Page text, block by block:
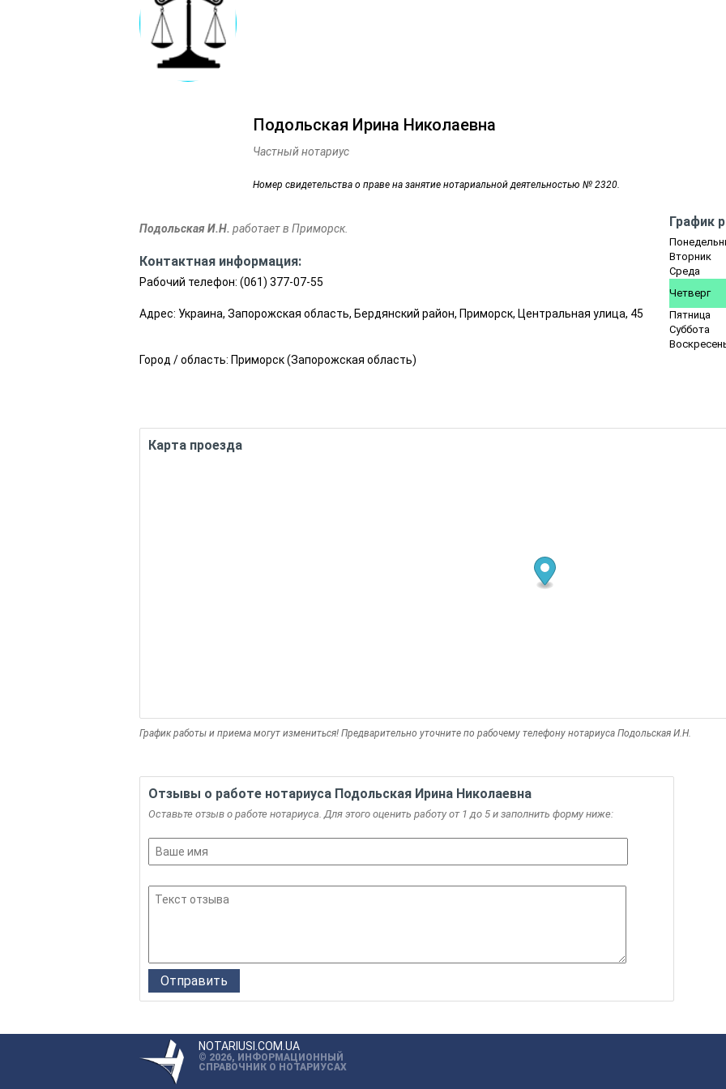
Подольская Ирина Николаевна
Частный нотариус
Номер свидетельства о праве на занятие нотариальной деятельностью № 2320.
Подольская И.Н. работает в Приморск.
Контактная информация:
Рабочий телефон: (061) 377-07-55
Адрес: Украина, Запорожская область, Бердянский район, Приморск, Центральная улица, 45
Город / область: Приморск(Запорожская область)
График
Вторник
Среда
Четверг
Пятница
Суббота
Карта проезда
График работы и приема могут измениться! Предварительно уточните по рабочему телефону нотариуса Подольская И.Н.
Отзывы о работе нотариуса Подольская Ирина Николаевна
Оставьте отзыв о работе нотариуса. Для этого оценить работу от 1 до 5 и заполнить форму ниже:
NOTARIUSI.COM.UA
© 2026, ИНФОРМАЦИОННЫЙ
СПРАВОЧНИК О НОТАРИУСАХ